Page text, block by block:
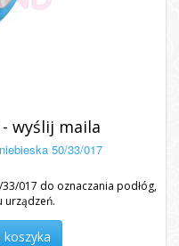
wyślij maila
50/33/017
017 do oznaczania podłóg,
urządzeń.
koszyka